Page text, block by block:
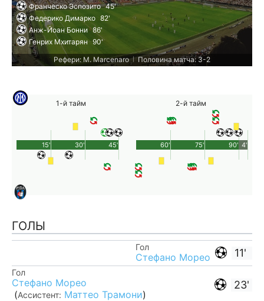
Франческо Эспозито 45'
Федерико Димарко 82'
Анж-Йоан Бонни 86'
Генрих Мхитарян 90'
Рефери: M. Marcenaro | Половина матча: 3-2
1-й тайм
45'
15' 30'
2-й тайм
90'
60' 75' 4'
ГОЛЫ
11'
Гол
Стефано Морео
23'
Гол
Стефано Морео
(Ассистент: Маттео Трамони)